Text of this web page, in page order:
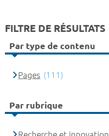
FILTRE DE RÉSULTATS
Par type de contenu
Pages (111)
Par rubrique